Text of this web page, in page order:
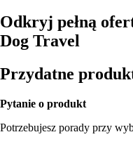
Odkryj pełną
Dog Travel
Przydatne
Pytanie o produkt
Potrzebujesz porady przy